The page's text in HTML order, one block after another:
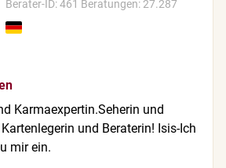
Berater-ID: 461 Beratungen: 27.287
Karmaexpertin.Seherin und
und Beraterin! Isis-Ich
mir ein.